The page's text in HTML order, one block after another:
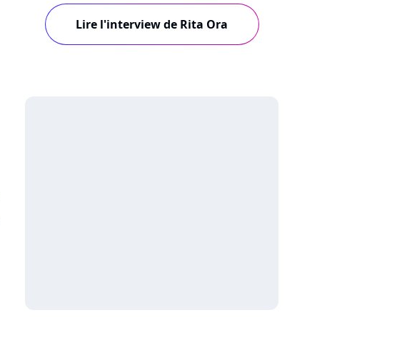
la popstar britannique revient sur
cette collaboration inattendue,
évoque son futur album et livre ses
Lire l'interview de Rita Ora